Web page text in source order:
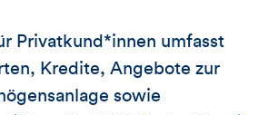
Privatkund*innen umfasst
Kredite, Angebote zur
sowie